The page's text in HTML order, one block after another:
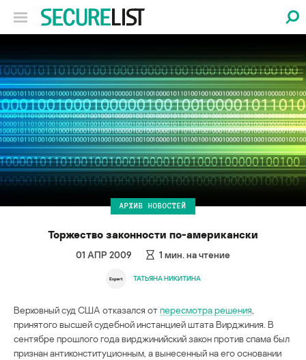
АРХИВ НОВОСТЕЙ
Торжество законности по-американски
01 АПР 2009 1 мин. на чтение
ТАТЬЯНА НИКИТИНА
Верховный суд США отказался отпересмотра решения
принятого высшей судебной инстанцией штата Вирджиния. В
сентябре прошлого года вирджинийский закон против спама был
признан антиконституционным, а вынесенный на его основании